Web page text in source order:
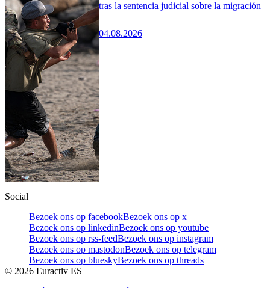
tras la sentencia judicial sobre la migración
04.08.2026
Social
Bezoek ons op facebookBezoek ons op x
Bezoek ons op linkedinBezoek ons op youtube
Bezoek ons op rss-feedBezoek ons op instagram
Bezoek ons op mastodonBezoek ons op telegram
Bezoek ons op blueskyBezoek ons op threads
© 2026 Euractiv ES